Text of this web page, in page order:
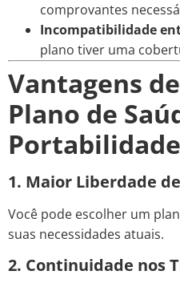
comprovantes
Incompatibilidade
plano tiver uma
Vantagens
Plano de
1. Maior Liberdade
Você pode escolher um
suas necessidades atuais.
2. Continuidade nos